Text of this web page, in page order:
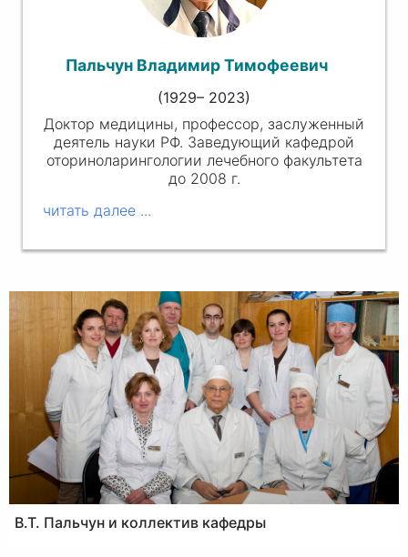
Пальчун Владимир Тимофеевич
(1929– 2023)
Доктор медицины, профессор, заслуженный
деятель науки РФ. Заведующий кафедрой
оториноларингологии лечебного факультета
до 2008 г.
В.Т. Пальчун и коллектив кафедры